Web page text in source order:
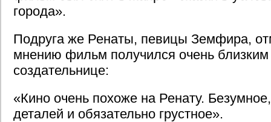
города».
Подруга же Ренаты, певицы Земфира,
мнению фильм получился очень близким
создательнице:
«Кино очень похоже на Ренату.
деталей и обязательно грустное».